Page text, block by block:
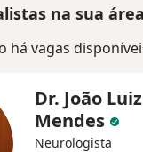
na sua área
há vagas
Dr. João
Mendes
Neurologista